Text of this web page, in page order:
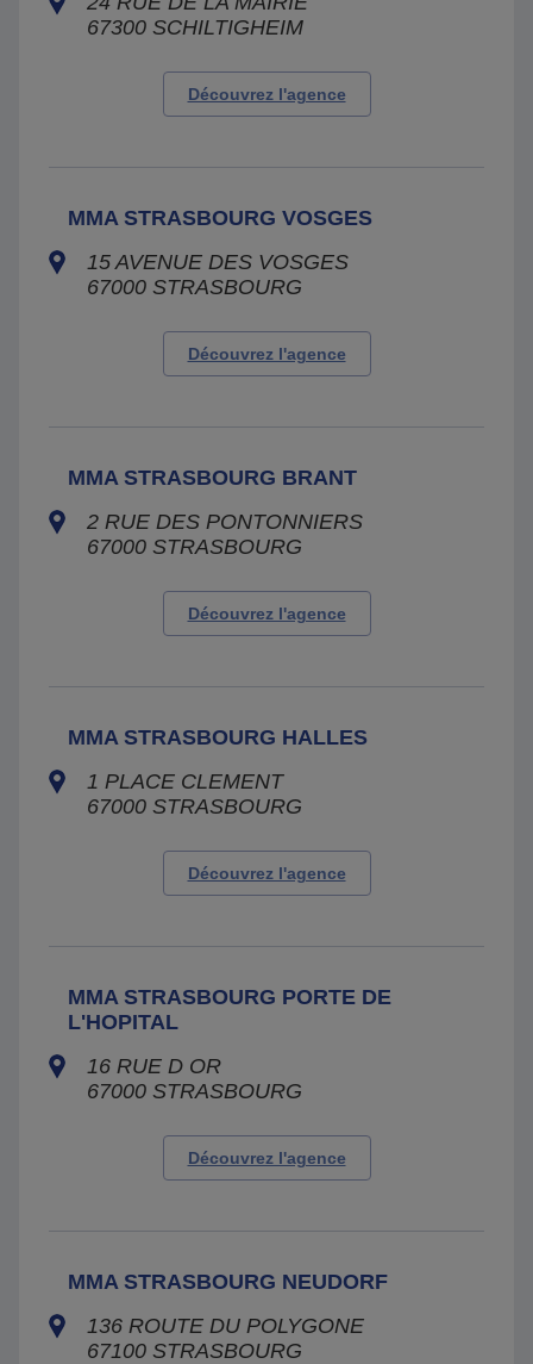
67300 SCHILTIGHEIM
Découvrez l'agence
MMA STRASBOURG VOSGES
15 AVENUE DES VOSGES
67000 STRASBOURG
Découvrez l'agence
MMA STRASBOURG BRANT
2 RUE DES PONTONNIERS
67000 STRASBOURG
Découvrez l'agence
MMA STRASBOURG HALLES
1 PLACE CLEMENT
67000 STRASBOURG
Découvrez l'agence
MMA STRASBOURG PORTE DE
L'HOPITAL
16 RUE D OR
67000 STRASBOURG
Découvrez l'agence
MMA STRASBOURG NEUDORF
136 ROUTE DU POLYGONE
67100 STRASBOURG